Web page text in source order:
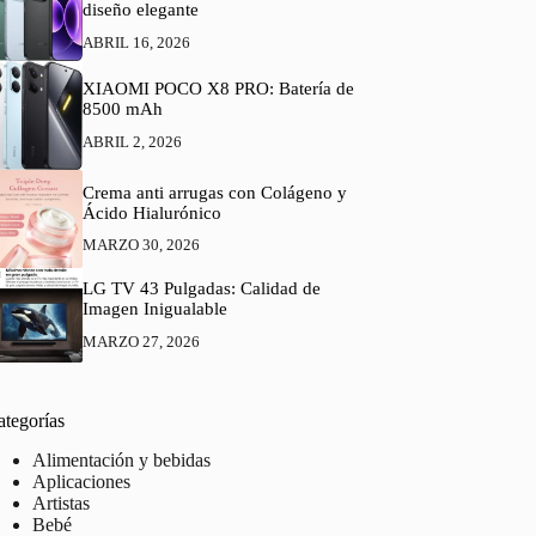
diseño elegante
ABRIL 16, 2026
XIAOMI POCO X8 PRO: Batería de
8500 mAh
ABRIL 2, 2026
Crema anti arrugas con Colágeno y
Ácido Hialurónico
MARZO 30, 2026
LG TV 43 Pulgadas: Calidad de
Imagen Inigualable
MARZO 27, 2026
Alimentación y bebidas
Aplicaciones
Artistas
Bebé